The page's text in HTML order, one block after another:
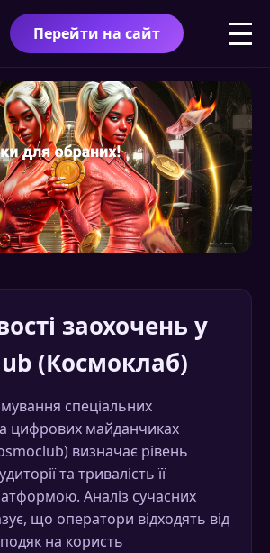
Перейти на сайт
заохочень у
(Космоклаб)
спеціальних
цифрових майданчиках
визначає рівень
та тривалість її
Аналіз сучасних
що оператори відходять від
на користь